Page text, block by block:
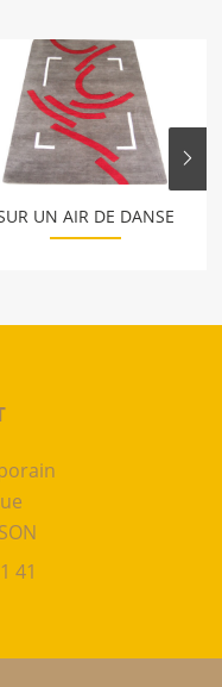
UN AIR DE DANSE
41